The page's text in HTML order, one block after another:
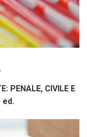
PENALE, CIVILE E
ed.